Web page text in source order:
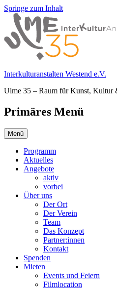
Springe zum Inhalt
Interkulturanstalten Westend e.V.
Ulme 35 – Raum für Kunst, Kultur
Primäres Menü
Menü
Programm
Aktuelles
Angebote
aktiv
vorbei
Über uns
Der Ort
Der Verein
Team
Das Konzept
Partner:innen
Kontakt
Spenden
Mieten
Events und Feiern
Filmlocation